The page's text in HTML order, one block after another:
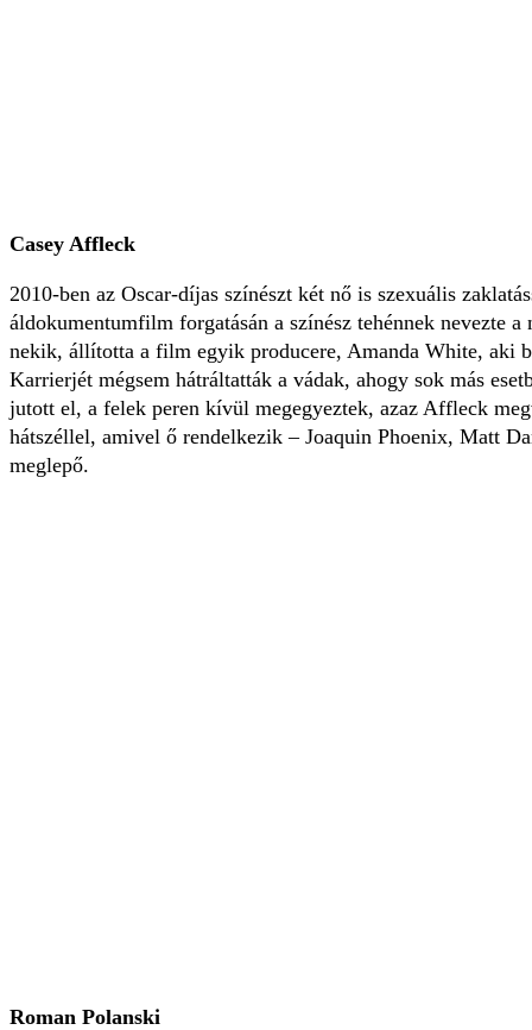
Casey Affleck
2010-ben az Oscar-díjas színészt két nő is szexuális
áldokumentumfilm forgatásán a színész tehénnek nevezte
nekik, állította a film egyik producere, Amanda White, aki
Karrierjét mégsem hátráltatták a vádak, ahogy sok más
jutott el, a felek peren kívül megegyeztek, azaz Affleck
hátszéllel, amivel ő rendelkezik – Joaquin Phoenix, Matt
meglepő.
Roman Polanski